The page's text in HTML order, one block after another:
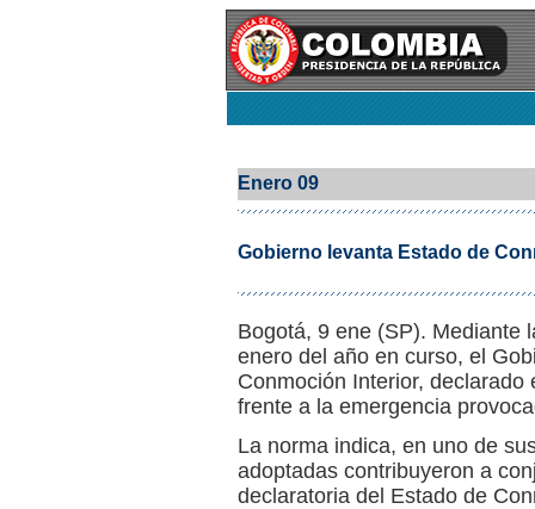
Enero 09
Gobierno levanta Estado de
Bogotá, 9 ene (SP). Mediante
enero del año en curso, el
Conmoción Interior,
frente a la emergencia
La norma indica, en uno de
adoptadas contribuyeron a
declaratoria del Estado de